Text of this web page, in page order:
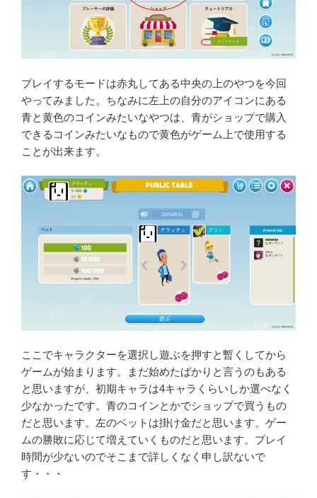
プレイするモードは赤丸してある中央の上のやつを今回
やってみました。ちなみに左上の自分のアイコンにある
青と黄色のコインみたいなやつは、青がショップで購入
できるコインみたいなもので黄色がゲーム上で使用する
ことが出来ます。
ここでキャラクターを選択し遊ぶを押すと暫くしてから
ゲームが始まります。まだ始めたばかりと言うのもある
と思いますが、初期キャラは4キャラくらいしか選べなく
少なかったです。青のコインとかでショップで買うもの
だと思います。左のベットは掛け金だと思います。ゲー
ムの勝敗に応じて増えていくものだと思います。プレイ
時間が少ないのでそこまで詳しくなく申し訳ないで
す・・・